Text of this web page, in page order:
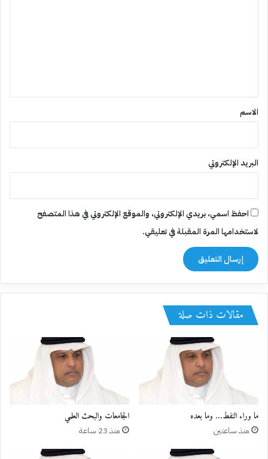
*
الاسم
البريد الإلكتروني
احفظ اسمي، بريدي الإلكتروني، والموقع الإلكتروني في هذا المتصفح
لاستخدامها المرة المقبلة في تعليقي.
مقالات ذات صلة
ما وراء النفط… وما بعده
منذ ساعتين
الجامعات والبحث العلمي
منذ 23 ساعة